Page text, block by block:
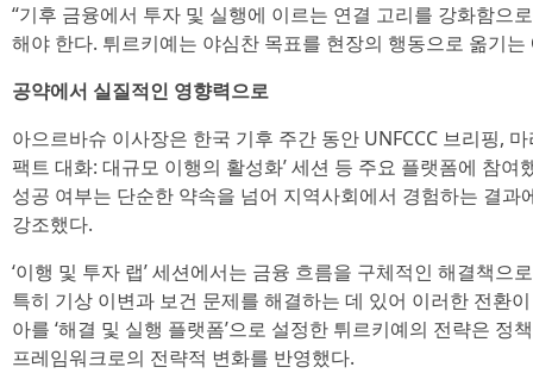
“기후 금융에서 투자 및 실행에 이르는 연결 고리를 강화함으
해야 한다. 튀르키예는 야심찬 목표를 현장의 행동으로 옮기
공약에서 실질적인 영향력으로
아으르바슈 이사장은 한국 기후 주간 동안 UNFCCC 브리핑,
팩트 대화: 대규모 이행의 활성화’ 세션 등 주요 플랫폼에 참
성공 여부는 단순한 약속을 넘어 지역사회에서 경험하는 결
강조했다.
‘이행 및 투자 랩’ 세션에서는 금융 흐름을 구체적인 해결책으
특히 기상 이변과 보건 문제를 해결하는 데 있어 이러한 전환
아를 ‘해결 및 실행 플랫폼’으로 설정한 튀르키예의 전략은 정
프레임워크로의 전략적 변화를 반영했다.